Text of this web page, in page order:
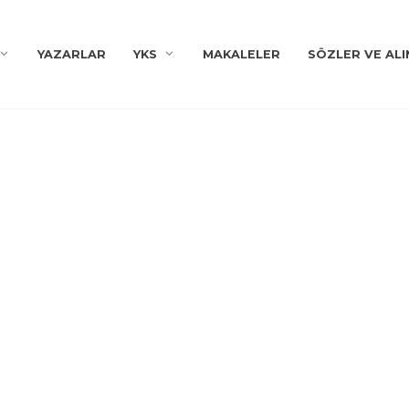
YAZARLAR YKS MAKALELER SÖZLER VE